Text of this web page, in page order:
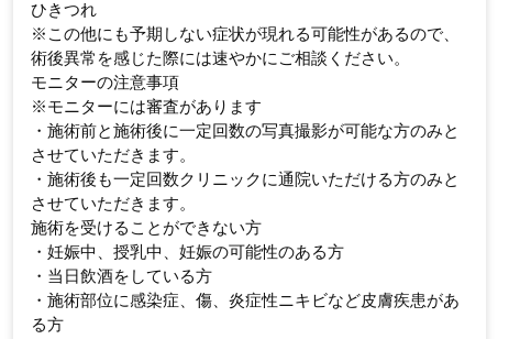
ひきつれ
※この他にも予期しない症状が現れる可能性があるので、
術後異常を感じた際には速やかにご相談ください。
モニターの注意事項
※モニターには審査があります
・施術前と施術後に一定回数の写真撮影が可能な方のみと
させていただきます。
・施術後も一定回数クリニックに通院いただける方のみと
させていただきます。
施術を受けることができない方
・妊娠中、授乳中、妊娠の可能性のある方
・当日飲酒をしている方
・施術部位に感染症、傷、炎症性ニキビなど皮膚疾患があ
る方